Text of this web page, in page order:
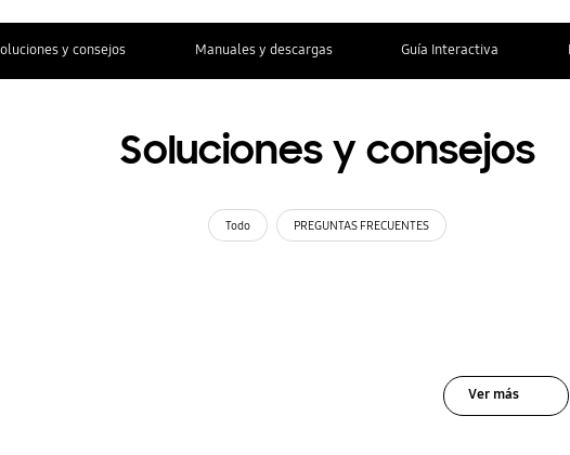
y consejos Manuales y descargas Guía Interactiva
Soluciones y consejos
Todo PREGUNTAS FRECUENTES
Ver más